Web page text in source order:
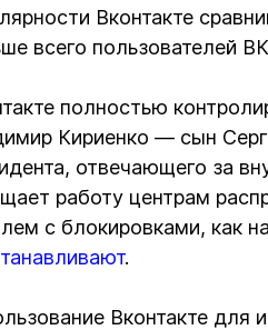
Вконтакте
всего пользователей
полностью
Кириенко — сын
отвечающего за
работу центрам
с блокировками, как
.
Вконтакте для